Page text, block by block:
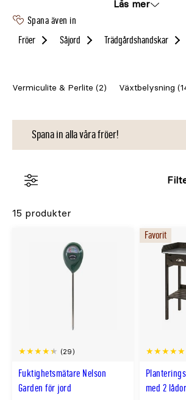
eller erfaren odlare – här finns
förkultivering
Läs mer
Spana även in
Fröer
Såjord Trädgårdshandskar
Vermiculite & Perlite (2) Växtbelysning
Spana in alla våra fröer!
15 produkter
Fuktighetsmätare Nelson
Garden för jord
(29)
med 2
Favorit